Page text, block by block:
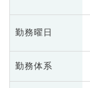
勤務曜日
勤務体系